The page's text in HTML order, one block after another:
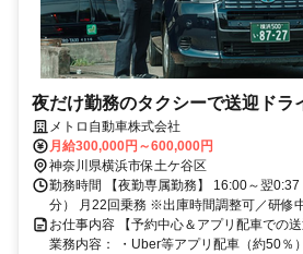
夜だけ勤務のタクシーで送迎ドラ
メトロ自動車株式会社
月給300,000円～600,000円
神奈川県横浜市保土ケ谷区
勤務時間 【夜勤専属勤務】 16:00～翌
分） 月22回乗務 ※出庫時間調整可／研修
お仕事内容 【予約中心＆アプリ配車での
業務内容： ・Uber等アプリ配車（約50％